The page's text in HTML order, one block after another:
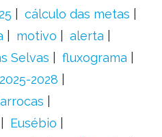
cálculo das metas
motivo
alerta
Selvas
fluxograma
2028
Eusébio